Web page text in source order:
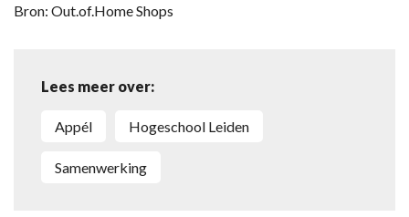
Bron: Out.of.Home Shops
Lees meer over:
Appél Hogeschool Leiden
samenwerking